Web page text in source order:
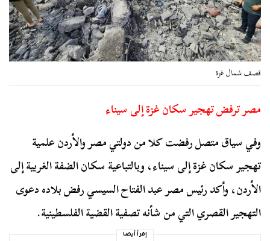
قصف شمال غزة
مصر ترفض تهجير سكان غزة إلى سيناء
وفي سياق متصل رفضت كلا من دولتي مصر والأردن علمية
تهجير سكان غزة إلى سيناء، وبالتباعية سكان الضفة الغربية إلى
الأردن، وأكد رئيس مصر عبد الفتاح السيسي رفض بلاده دعوى
التهجير القصري التي من شأنه تصفية القضية الفلسطينية.
إقرأ أيضا